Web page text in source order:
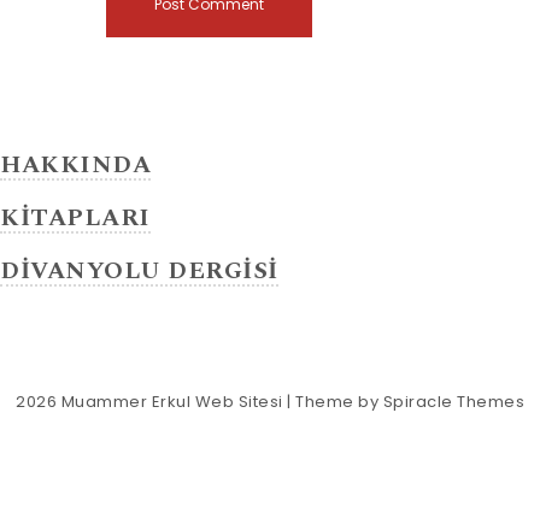
HAKKINDA
KİTAPLARI
DİVANYOLU DERGİSİ
2026 Muammer Erkul Web Sitesi | Theme by Spiracle Themes